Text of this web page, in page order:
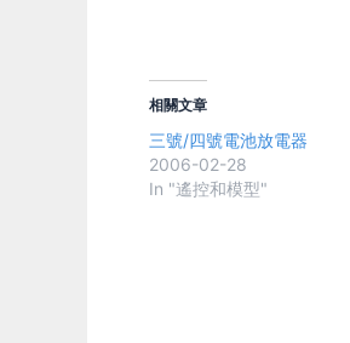
相關文章
三號/四號電池放電器
2006-02-28
In "遙控和模型"